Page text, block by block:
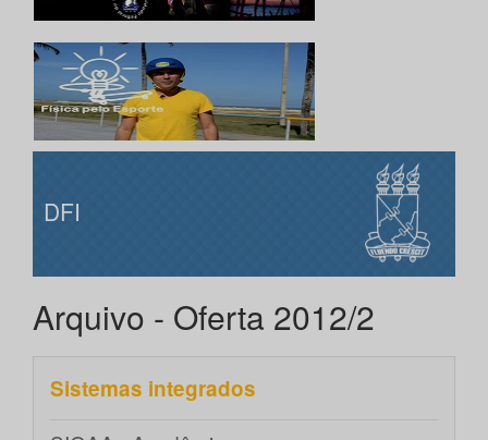
DFI
Arquivo - Oferta 2012/2
Sistemas integrados